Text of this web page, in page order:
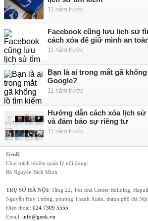
11 năm trước
Facebook cũng lưu lịch sử
cách xóa để giữ mình an
11 năm trước
Bạn là ai trong mắt gã
Google?
11 năm trước
Hướng dẫn cách xóa lịch sử
và đảm bảo sự riêng tư
11 năm trước
GenK
Chịu trách nhiệm quản lý nội dung:
Bà Nguyễn Bích Minh
TRỤ SỞ HÀ NỘI: Tầng 22, Tòa nhà Center Building,
Nguyễn Huy Tưởng, phường Thanh Xuân, thành phố Hà Nội
Điện thoại: 024 7309 5555
Email: info@genk.vn